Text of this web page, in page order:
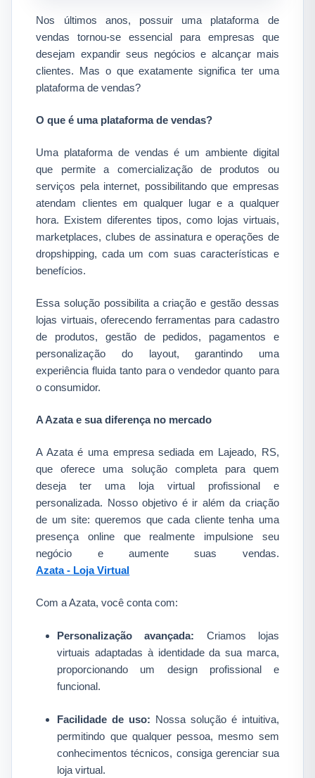
​Nos últimos anos, possuir uma plataforma de
vendas tornou-se essencial para empresas que
desejam expandir seus negócios e alcançar mais
clientes. Mas o que exatamente significa ter uma
plataforma de vendas?​
O que é uma plataforma de vendas?
Uma plataforma de vendas é um ambiente digital
que permite a comercialização de produtos ou
serviços pela internet, possibilitando que empresas
atendam clientes em qualquer lugar e a qualquer
hora. Existem diferentes tipos, como lojas virtuais,
marketplaces, clubes de assinatura e operações de
dropshipping, cada um com suas características e
benefícios.​
Essa solução possibilita a criação e gestão dessas
lojas virtuais, oferecendo ferramentas para cadastro
de produtos, gestão de pedidos, pagamentos e
personalização do layout, garantindo uma
experiência fluida tanto para o vendedor quanto para
o consumidor.​
A Azata e sua diferença no mercado
A Azata é uma empresa sediada em Lajeado, RS,
que oferece uma solução completa para quem
deseja ter uma loja virtual profissional e
personalizada. Nosso objetivo é ir além da criação
de um site: queremos que cada cliente tenha uma
presença online que realmente impulsione seu
negócio e aumente suas vendas.​
Azata - Loja Virtual
Com a Azata, você conta com:
Personalização avançada: Criamos lojas
virtuais adaptadas à identidade da sua marca,
proporcionando um design profissional e
funcional.​
Facilidade de uso: Nossa solução é intuitiva,
permitindo que qualquer pessoa, mesmo sem
conhecimentos técnicos, consiga gerenciar sua
loja virtual.​